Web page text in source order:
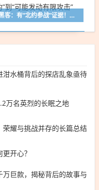
俄黑客：有“北约参战”证据！美情报评估：从“俄不会碰北约”到“可能发动有限攻击”
水桶背后的探店乱象亟待
万名英烈的长眠之地
耀与挑战并存的长篇总结
开心？
巨款，揭秘背后的故事与